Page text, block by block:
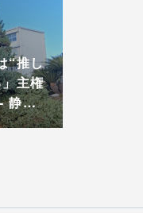
“推し
主権
- 静…